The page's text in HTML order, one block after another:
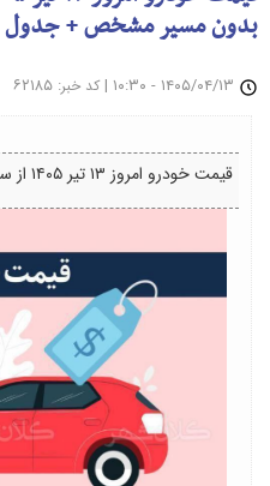
بدون مسیر مشخص + جدول
| کد خبر: ۶۲۱۸۵
قیمت خودرو امروز ۱۳ تیر ۱۴۰۵ از سوی بنگاه های معاملاتی اعلام شد.